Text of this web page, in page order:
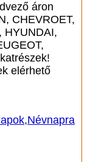
áron
CHEVROET,
HYUNDAI,
elérhető